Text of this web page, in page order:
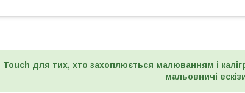
Touch для тих, хто захоплюється малюванням і
мальовничі